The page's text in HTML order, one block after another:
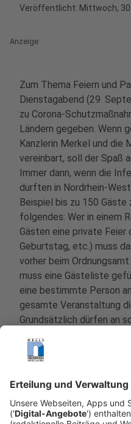
Veröffentlicht: Mittwoch,
Anzeige
Zum Thema Feiern und
Dienstagabend (29.
zu Corona-
Ländern gegeben. Wenn
Kanzlerin Merkel und die
vereinbart, soll der Spaß
Immer dann, wenn die
durften in Nordrhein-
Beispiel bis zu 150 Gäste
folgendes: Wer in einem
Gästen eine private Feier
Geburtstag, etc.) muss
vorher beim
muss eine Gästeliste
eine bestimmte Person
gesamte Veranstaltung
Grundsätzlich dürfen an
Anzeige
Im privaten Bereich gibt
Beschränkung. Dafür